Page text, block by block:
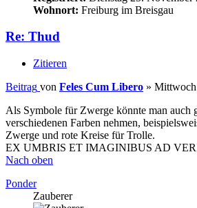
Wohnort: Freiburg im Breisgau
Re: Thud
Zitieren
Beitrag von Feles Cum Libero » Mittwoch
Als Symbole für Zwerge könnte man auch
verschiedenen Farben nehmen,
Zwerge und rote Kreise für Trolle.
EX UMBRIS ET IMAGINIBUS AD
Nach oben
Ponder
Zauberer